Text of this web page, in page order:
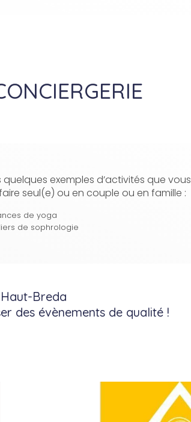
quelques exemples d’activités que vous
seul(e) ou en couple ou en famille :
de yoga
de sophrologie
Breda
des évènements de qualité !